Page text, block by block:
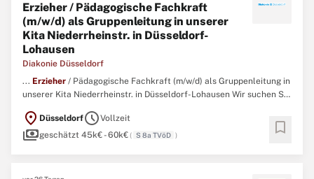
Erzieher / Pädagogische Fachkraft
(m/w/d) als Gruppenleitung in unserer
Kita Niederrheinstr. in Düsseldorf-
Lohausen
Diakonie Düsseldorf
... Erzieher / Pädagogische Fachkraft (m/w/d) als Gruppenleitung in
unserer Kita Niederrheinstr. in Düsseldorf-Lohausen Wir suchen Sie
Gruppenleitung für unsere Kita auf der Niederrheinstr. in
Düsseldorf-Lohausen. ...
location_on DüsseldorfscheduleVollzeit
paymentsgeschätzt 45k€ - 60k€( S 8a TVöD ) bookmark